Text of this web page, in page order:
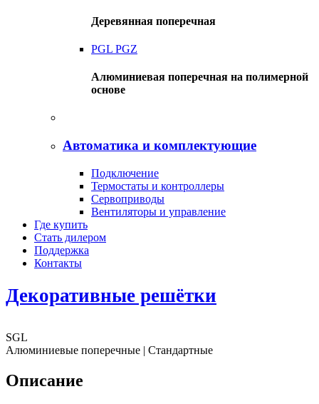
Деревянная поперечная
PGL PGZ
Алюминиевая поперечная на полимерной
основе
Автоматика и комплектующие
Подключение
Термостаты и контроллеры
Сервоприводы
Вентиляторы и управление
Где купить
Стать дилером
Поддержка
Контакты
Декоративные решётки
SGL
Алюминиевые поперечные | Стандартные
Описание